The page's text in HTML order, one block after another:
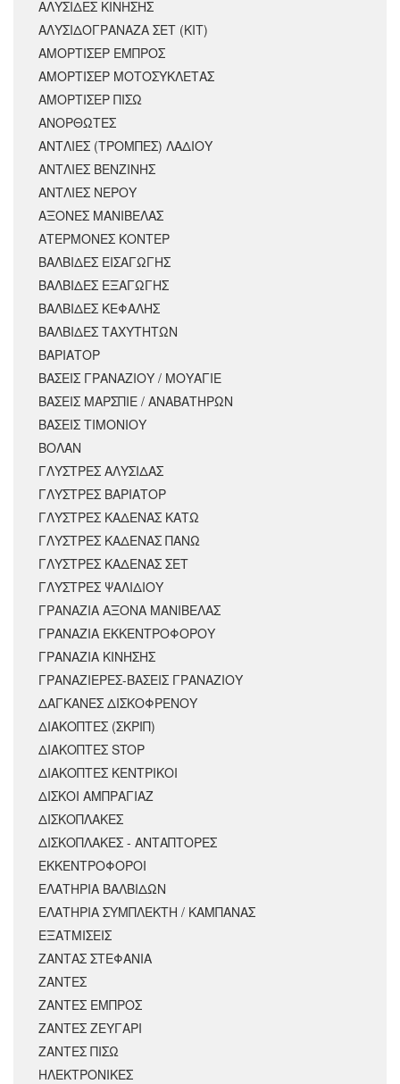
ΑΛΥΣΙΔΕΣ ΚΙΝΗΣΗΣ
ΑΛΥΣΙΔΟΓΡΑΝΑΖΑ ΣΕΤ (ΚΙΤ)
ΑΜΟΡΤΙΣΕΡ ΕΜΠΡΟΣ
ΑΜΟΡΤΙΣΈΡ ΜΟΤΟΣΥΚΛΈΤΑΣ
ΑΜΟΡΤΙΣΕΡ ΠΙΣΩ
ΑΝΟΡΘΩΤΕΣ
ΑΝΤΛΙΕΣ (ΤΡΟΜΠΕΣ) ΛΑΔΙΟΥ
ΑΝΤΛΙΕΣ ΒΕΝΖΙΝΗΣ
ΑΝΤΛΙΕΣ ΝΕΡΟΥ
ΑΞΟΝΕΣ ΜΑΝΙΒΕΛΑΣ
ΑΤΕΡΜΟΝΕΣ ΚΟΝΤΕΡ
ΒΑΛΒΙΔΕΣ ΕΙΣΑΓΩΓΗΣ
ΒΑΛΒΙΔΕΣ ΕΞΑΓΩΓΗΣ
ΒΑΛΒΙΔΕΣ ΚΕΦΑΛΗΣ
ΒΑΛΒΙΔΕΣ ΤΑΧΥΤΗΤΩΝ
ΒΑΡΙΑΤΟΡ
ΒΑΣΕΙΣ ΓΡΑΝΑΖΙΟΥ / ΜΟΥΑΓΙΕ
ΒΑΣΕΙΣ ΜΑΡΣΠΙΕ / ΑΝΑΒΑΤΗΡΩΝ
ΒΑΣΕΙΣ ΤΙΜΟΝΙΟΥ
ΒΟΛΑΝ
ΓΛΥΣΤΡΕΣ ΑΛΥΣΙΔΑΣ
ΓΛΥΣΤΡΕΣ ΒΑΡΙΑΤΟΡ
ΓΛΥΣΤΡΕΣ ΚΑΔΕΝΑΣ ΚΑΤΩ
ΓΛΥΣΤΡΕΣ ΚΑΔΕΝΑΣ ΠΑΝΩ
ΓΛΥΣΤΡΕΣ ΚΑΔΕΝΑΣ ΣΕΤ
ΓΛΥΣΤΡΕΣ ΨΑΛΙΔΙΟΥ
ΓΡΑΝΑΖΙΑ ΑΞΟΝΑ ΜΑΝΙΒΕΛΑΣ
ΓΡΑΝΑΖΙΑ ΕΚΚΕΝΤΡΟΦΟΡΟΥ
ΓΡΑΝΑΖΙΑ ΚΙΝΗΣΗΣ
ΓΡΑΝΑΖΙΕΡΕΣ-ΒΑΣΕΙΣ ΓΡΑΝΑΖΙΟΥ
ΔΑΓΚΑΝΕΣ ΔΙΣΚΟΦΡΕΝΟΥ
ΔΙΑΚΟΠΤΕΣ (ΣΚΡΙΠ)
ΔΙΑΚΟΠΤΕΣ STOP
ΔΙΑΚΟΠΤΕΣ ΚΕΝΤΡΙΚΟΙ
ΔΙΣΚΟΙ ΑΜΠΡΑΓΙΑΖ
ΔΙΣΚΟΠΛΑΚΕΣ
ΔΙΣΚΟΠΛΑΚΕΣ - ΑΝΤΑΠΤΟΡΕΣ
ΕΚΚΕΝΤΡΟΦΟΡΟΙ
ΕΛΑΤΗΡΙΑ ΒΑΛΒΙΔΩΝ
ΕΛΑΤΗΡΙΑ ΣΥΜΠΛΕΚΤΗ / ΚΑΜΠΑΝΑΣ
ΕΞΑΤΜΙΣΕΙΣ
ΖΑΝΤΑΣ ΣΤΕΦΑΝΙΑ
ΖΑΝΤΕΣ
ΖΑΝΤΕΣ ΕΜΠΡΟΣ
ΖΑΝΤΕΣ ΖΕΥΓΑΡΙ
ΖΑΝΤΕΣ ΠΙΣΩ
ΗΛΕΚΤΡΟΝΙΚΕΣ